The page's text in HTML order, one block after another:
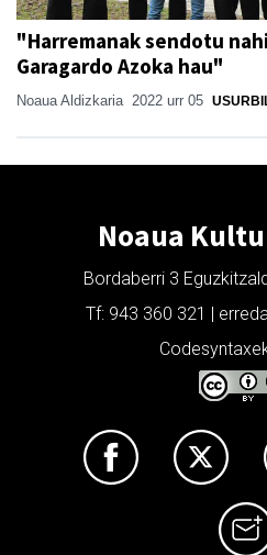
"Harremanak sendotu
Garagardo Azoka hau"
Noaua Aldizkaria 2022 urr 05
Noaua
Bordaberri 3
Tf: 943 360 321 |